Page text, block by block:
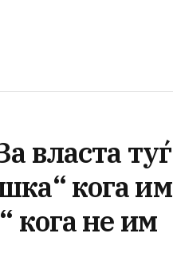
власта туѓ
кога им
кога не им